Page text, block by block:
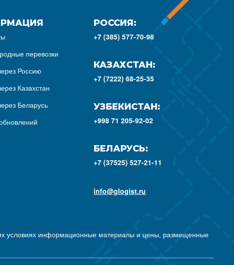
перевозки
Россию
Казахстан
Беларусь
РОССИЯ:
+7 (385) 577-70-98
КАЗАХСТАН:
+7 (7222) 68-25-35
УЗБЕКИСТАН:
+998 71 205-92-02
БЕЛАРУСЬ:
+7 (37525) 527-21-11
info@glogist.ru
условиях информационные материалы и цены, размещенные